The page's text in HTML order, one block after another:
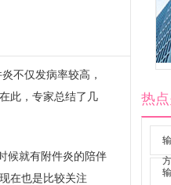
不仅发病率较高，
此，专家总结了几
候就有附件炎的陪伴
在也是比较关注
热